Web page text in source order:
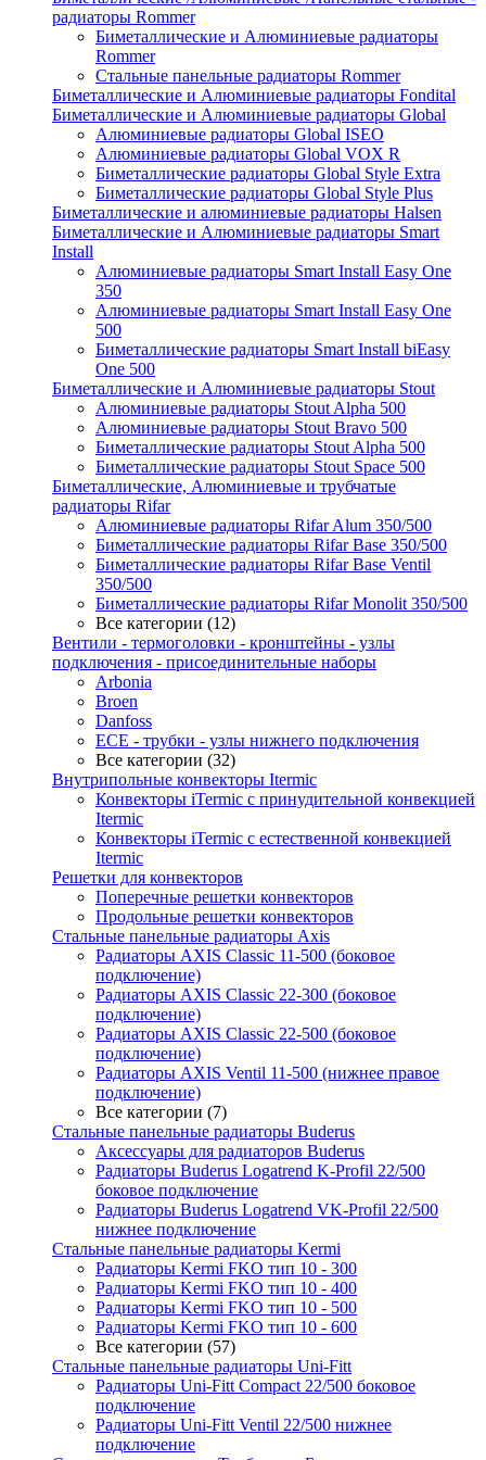
радиаторы Rommer
Биметаллические и Алюминиевые радиаторы
Rommer
Стальные панельные радиаторы Rommer
Биметаллические и Алюминиевые радиаторы Fondital
Биметаллические и Алюминиевые радиаторы Global
Алюминиевые радиаторы Global ISEO
Алюминиевые радиаторы Global VOX R
Биметаллические радиаторы Global Style Extra
Биметаллические радиаторы Global Style Plus
Биметаллические и алюминиевые радиаторы Halsen
Биметаллические и Алюминиевые радиаторы Smart
Install
Алюминиевые радиаторы Smart Install Easy One
350
Алюминиевые радиаторы Smart Install Easy One
500
Биметаллические радиаторы Smart Install biEasy
One 500
Биметаллические и Алюминиевые радиаторы Stout
Алюминиевые радиаторы Stout Alpha 500
Алюминиевые радиаторы Stout Bravo 500
Биметаллические радиаторы Stout Alpha 500
Биметаллические радиаторы Stout Space 500
Биметаллические, Алюминиевые и трубчатые
радиаторы Rifar
Алюминиевые радиаторы Rifar Alum 350/500
Биметаллические радиаторы Rifar Base 350/500
Биметаллические радиаторы Rifar Base Ventil
350/500
Биметаллические радиаторы Rifar Monolit 350/500
Все категории (12)
Вентили - термоголовки - кронштейны - узлы
подключения - присоединительные наборы
Arbonia
Broen
Danfoss
ECE - трубки - узлы нижнего подключения
Все категории (32)
Внутрипольные конвекторы Itermic
Конвекторы iTermic c принудительной конвекцией
Itermic
Конвекторы iTermic с естественной конвекцией
Itermic
Решетки для конвекторов
Поперечные решетки конвекторов
Продольные решетки конвекторов
Стальные панельные радиаторы Axis
Радиаторы AXIS Classic 11-500 (боковое
подключение)
Радиаторы AXIS Classic 22-300 (боковое
подключение)
Радиаторы AXIS Classic 22-500 (боковое
подключение)
Радиаторы AXIS Ventil 11-500 (нижнее правое
подключение)
Все категории (7)
Стальные панельные радиаторы Buderus
Аксессуары для радиаторов Buderus
Радиаторы Buderus Logatrend K-Profil 22/500
боковое подключение
Радиаторы Buderus Logatrend VK-Profil 22/500
нижнее подключение
Стальные панельные радиаторы Kermi
Радиаторы Kermi FKO тип 10 - 300
Радиаторы Kermi FKO тип 10 - 400
Радиаторы Kermi FKO тип 10 - 500
Радиаторы Kermi FKO тип 10 - 600
Все категории (57)
Стальные панельные радиаторы Uni-Fitt
Радиаторы Uni-Fitt Compact 22/500 боковое
подключение
Радиаторы Uni-Fitt Ventil 22/500 нижнее
подключение